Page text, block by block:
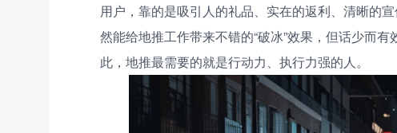
用户，靠的是吸引人的礼品、实在的返利、清晰的
然能给地推工作带来不错的“破冰”效果，但话少而
此，地推最需要的就是行动力、执行力强的人。